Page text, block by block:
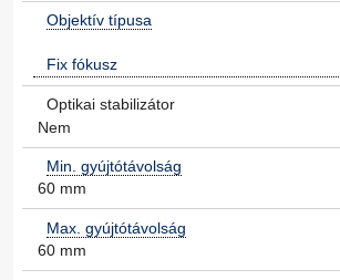
Objektív típusa
Fix fókusz
Optikai stabilizátor
Nem
Min. gyújtótávolság
60 mm
Max. gyújtótávolság
60 mm